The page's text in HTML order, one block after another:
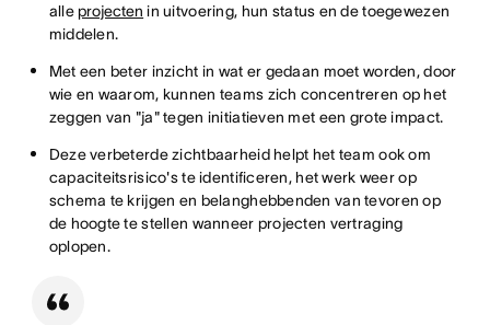
alleprojecten in uitvoering, hun status en de toegewezen
middelen.
Met een beter inzicht in wat er gedaan moet worden, door
wie en waarom, kunnen teams zich concentreren op het
zeggen van "ja" tegen initiatieven met een grote impact.
Deze verbeterde zichtbaarheid helpt het team ook om
capaciteitsrisico's te identificeren, het werk weer op
schema te krijgen en belanghebbenden van tevoren op
de hoogte te stellen wanneer projecten vertraging
oplopen.